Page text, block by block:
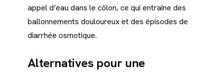
appel d’eau dans le côlon, ce qui entraîne des
ballonnements douloureux et des épisodes de
diarrhée osmotique.
Alternatives pour une